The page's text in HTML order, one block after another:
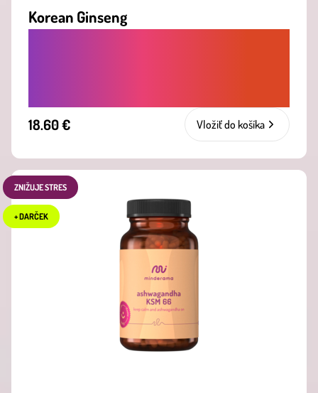
Korean Ginseng
18.60 € Vložiť do košíka
ZNIŽUJE STRES
+ DARČEK